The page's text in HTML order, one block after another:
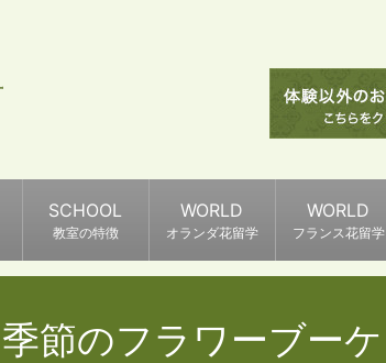
SCHOOL
教室の特徴
WORLD
オランダ花留学
WORLD
フランス花留学
季節のフラワーブーケ